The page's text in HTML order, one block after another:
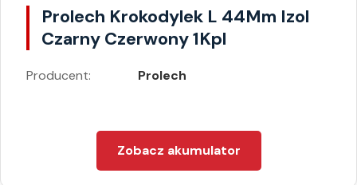
Prolech Krokodylek L 44Mm Izol
Czarny Czerwony 1Kpl
Producent: Prolech
Zobacz akumulator